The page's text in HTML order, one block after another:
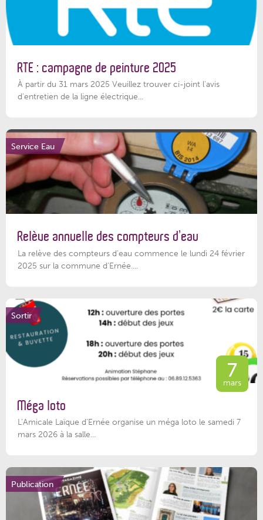
RTE : campagne de peinture 2025
À partir du 31 mars 2025 Veuillez trouver ci-joint l'avis
d'entretien de la ligne électrique...
Service Eau
Relève annuelle des compteurs d’eau
La relève des compteurs d'eau commence le lundi 24 février
2025 sur la commune d’Ernée....
Sortir
7
mars
Méga loto
L’Amicale Laïque d’Ernée organise un méga loto le samedi 7
mars 2026 à la salle...
Publication